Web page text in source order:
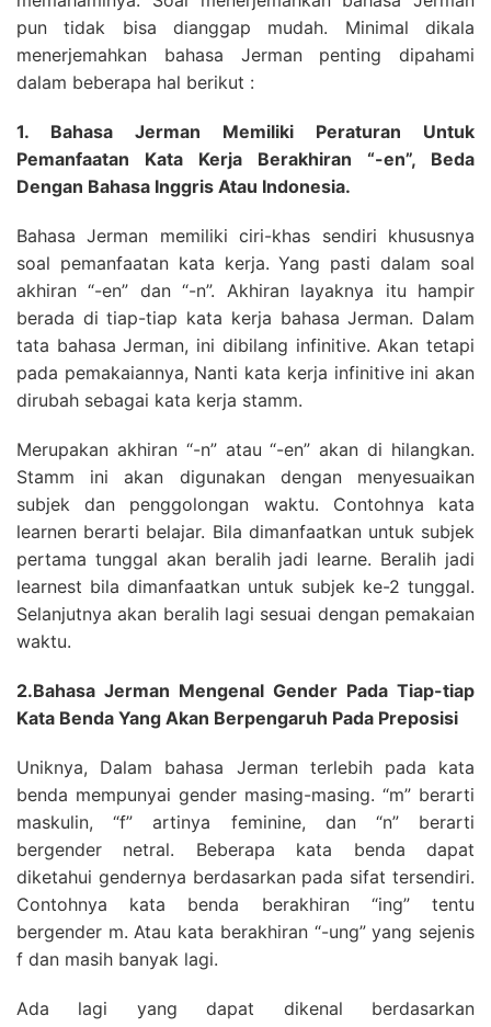
pun tidak bisa dianggap mudah. Minimal dikala
menerjemahkan bahasa Jerman penting dipahami
dalam beberapa hal berikut :
1. Bahasa Jerman Memiliki Peraturan Untuk
Pemanfaatan Kata Kerja Berakhiran “-en”, Beda
Dengan Bahasa Inggris Atau Indonesia.
Bahasa Jerman memiliki ciri-khas sendiri khususnya
soal pemanfaatan kata kerja. Yang pasti dalam soal
akhiran “-en” dan “-n”. Akhiran layaknya itu hampir
berada di tiap-tiap kata kerja bahasa Jerman. Dalam
tata bahasa Jerman, ini dibilang infinitive. Akan tetapi
pada pemakaiannya, Nanti kata kerja infinitive ini akan
dirubah sebagai kata kerja stamm.
Merupakan akhiran “-n” atau “-en” akan di hilangkan.
Stamm ini akan digunakan dengan menyesuaikan
subjek dan penggolongan waktu. Contohnya kata
learnen berarti belajar. Bila dimanfaatkan untuk subjek
pertama tunggal akan beralih jadi learne. Beralih jadi
learnest bila dimanfaatkan untuk subjek ke-2 tunggal.
Selanjutnya akan beralih lagi sesuai dengan pemakaian
waktu.
2.Bahasa Jerman Mengenal Gender Pada Tiap-tiap
Kata Benda Yang Akan Berpengaruh Pada Preposisi
Uniknya, Dalam bahasa Jerman terlebih pada kata
benda mempunyai gender masing-masing. “m” berarti
maskulin, “f” artinya feminine, dan “n” berarti
bergender netral. Beberapa kata benda dapat
diketahui gendernya berdasarkan pada sifat tersendiri.
Contohnya kata benda berakhiran “ing” tentu
bergender m. Atau kata berakhiran “-ung” yang sejenis
f dan masih banyak lagi.
Ada lagi yang dapat dikenal berdasarkan